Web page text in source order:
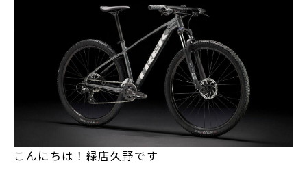
こんにちは！緑店久野です